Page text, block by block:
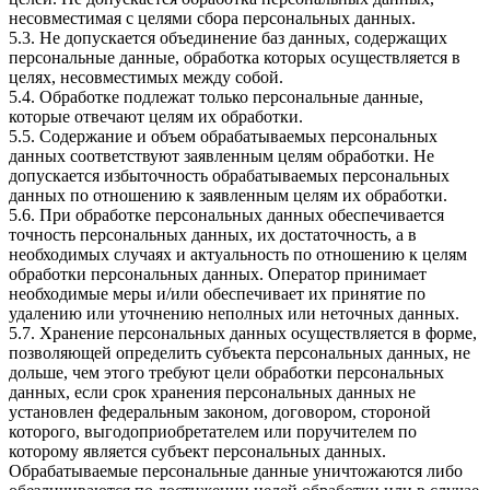
несовместимая с целями сбора персональных данных.
5.3. Не допускается объединение баз данных, содержащих
персональные данные, обработка которых осуществляется в
целях, несовместимых между собой.
5.4. Обработке подлежат только персональные данные,
которые отвечают целям их обработки.
5.5. Содержание и объем обрабатываемых персональных
данных соответствуют заявленным целям обработки. Не
допускается избыточность обрабатываемых персональных
данных по отношению к заявленным целям их обработки.
5.6. При обработке персональных данных обеспечивается
точность персональных данных, их достаточность, а в
необходимых случаях и актуальность по отношению к целям
обработки персональных данных. Оператор принимает
необходимые меры и/или обеспечивает их принятие по
удалению или уточнению неполных или неточных данных.
5.7. Хранение персональных данных осуществляется в форме,
позволяющей определить субъекта персональных данных, не
дольше, чем этого требуют цели обработки персональных
данных, если срок хранения персональных данных не
установлен федеральным законом, договором, стороной
которого, выгодоприобретателем или поручителем по
которому является субъект персональных данных.
Обрабатываемые персональные данные уничтожаются либо